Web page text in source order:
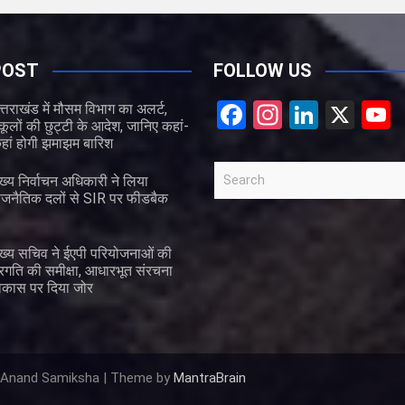
में मौसम विभाग का अलर्ट,
की छुट्टी के आदेश, जानिए कहां-
होगी झमाझम बारिश
निर्वाचन अधिकारी ने लिया
दलों से SIR पर फीडबैक
सचिव ने ईएपी परियोजनाओं की
की समीक्षा, आधारभूत संरचना
पर दिया जोर
FOLLOW US
F
ce
b
In
a
gr
Li
ke
dI
X
u
Samiksha | Theme by MantraBrain